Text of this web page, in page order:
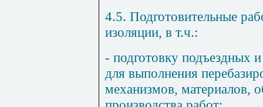
4.5. Подготовительные
изоляции, в т.ч.:
- подготовку подъездных
для выполнения
механизмов, материалов,